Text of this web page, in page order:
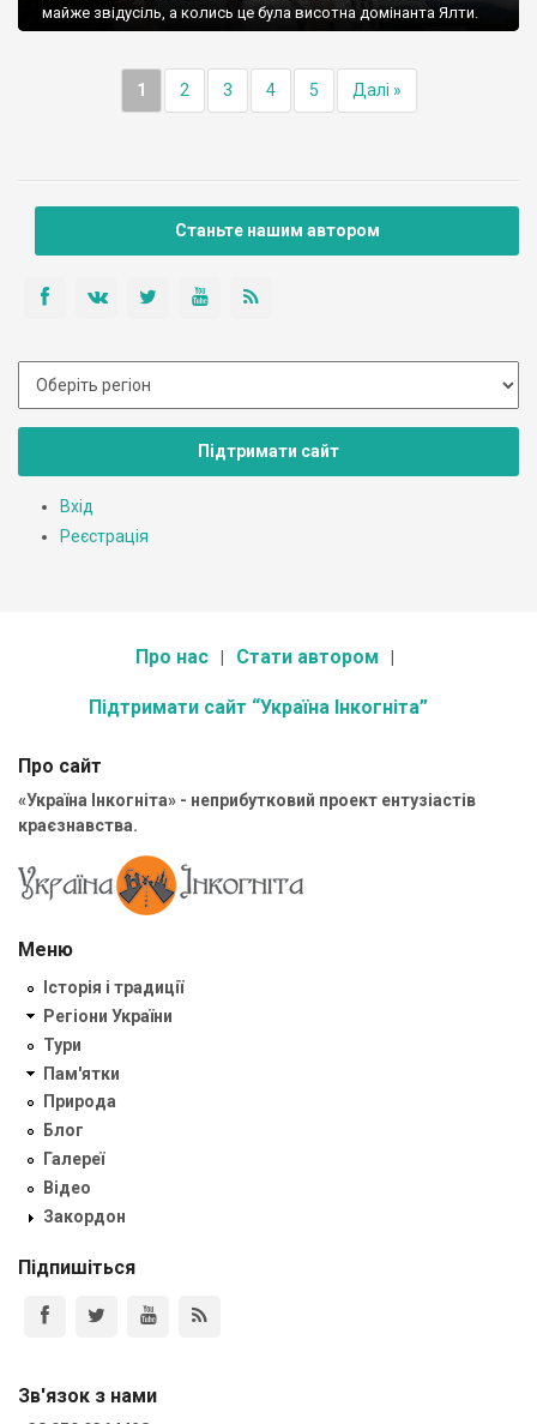
майже звідусіль, а колись це була висотна домінанта Ялти.
1 2 3 4 5 Далі »
Станьте нашим автором
Підтримати сайт
Вхід
Реєстрація
Про нас Стати автором
Підтримати сайт “Україна Інкогніта”
Про сайт
«Україна Інкогніта» - неприбутковий проект ентузіастів
краєзнавства.
Меню
Історія і традиції
Регіони України
Тури
Пам'ятки
Природа
Блог
Галереї
Відео
Закордон
Підпишіться
Зв'язок з нами